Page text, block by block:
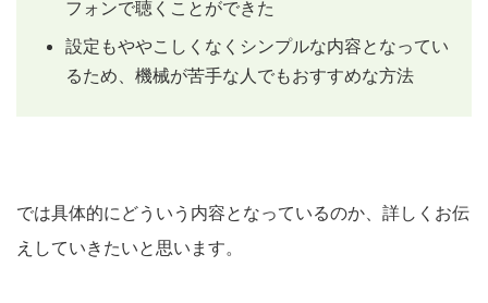
フォンで聴くことができた
設定もややこしくなくシンプルな内容となってい
るため、機械が苦手な人でもおすすめな方法
では具体的にどういう内容となっているのか、詳しくお伝
えしていきたいと思います。